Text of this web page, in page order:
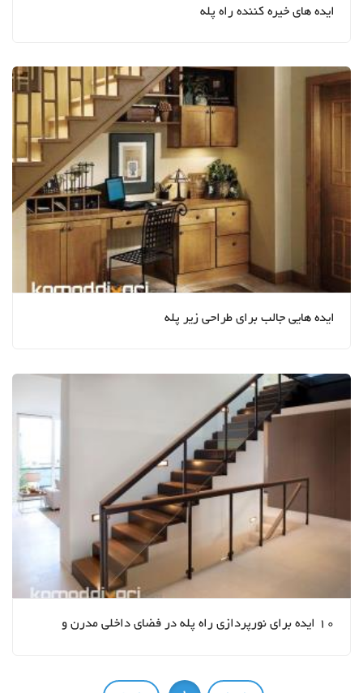
ایده های خیره کننده راه پله
ایده هایی جالب برای طراحی زیر پله
10 ایده برای نورپردازی راه پله در فضای داخلی مدرن و